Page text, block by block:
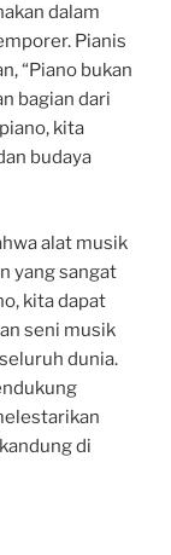
dalam
Pianis
“Piano bukan
bagian dari
kita
budaya
alat musik
yang sangat
kita dapat
seni musik
dunia.
di